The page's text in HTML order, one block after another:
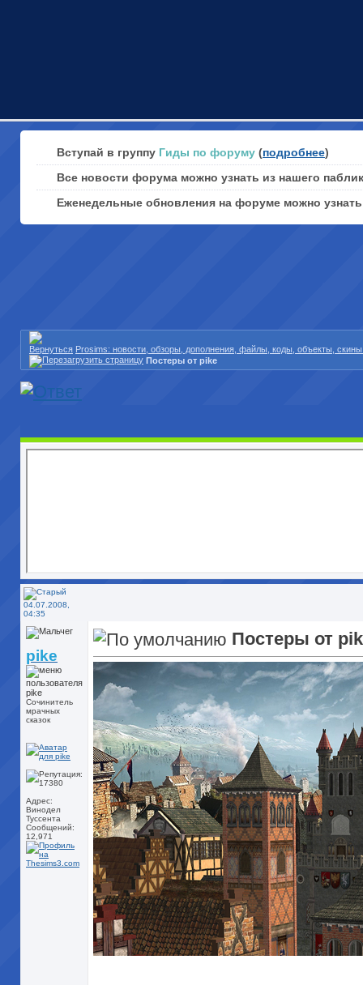
Вступай в группу Гиды по форуму (подробнее)
Все новости форума можно узнать из нашего
Еженедельные обновления на форуме можно
Prosims: новости, обзоры, дополнения, файлы, коды, объекты,
Постеры от pike
04.07.2008,
04:35
pike
Сочинитель
мрачных
сказок
Адрес:
Винодел
Туссента
Сообщений:
12,971
Постеры от